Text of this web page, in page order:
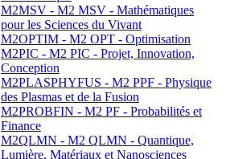
M2MSV - M2 MSV - Mathématiques
pour les Sciences du Vivant
M2OPTIM - M2 OPT - Optimisation
M2PIC - M2 PIC - Projet, Innovation,
Conception
M2PLASPHYFUS - M2 PPF - Physique
des Plasmas et de la Fusion
M2PROBFIN - M2 PF - Probabilités et
Finance
M2QLMN - M2 QLMN - Quantique,
Lumière, Matériaux et Nanosciences